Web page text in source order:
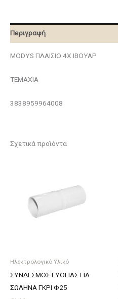
Περιγραφή
MODYS ΠΛΑΙΣΙΟ 4X ΙΒΟΥΑΡ
ΤΕΜΑΧΙΑ
3838959964008
Σχετικά προϊόντα
Ηλεκτρολογικό Υλικό
ΣΥΝΔΕΣΜΟΣ ΕΥΘΕΙΑΣ ΓΙΑ
ΣΩΛΗΝΑ ΓΚΡΙ Φ25